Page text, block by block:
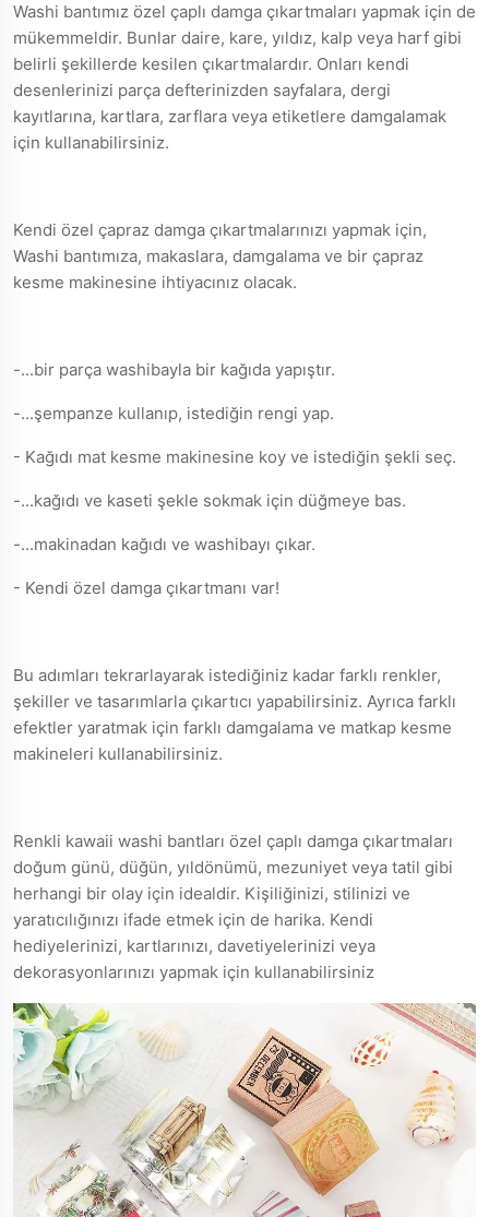
Washi bantımız özel çaplı damga çıkartmaları yapmak için de
mükemmeldir. Bunlar daire, kare, yıldız, kalp veya harf gibi
belirli şekillerde kesilen çıkartmalardır. Onları kendi
desenlerinizi parça defterinizden sayfalara, dergi
kayıtlarına, kartlara, zarflara veya etiketlere damgalamak
için kullanabilirsiniz.
Kendi özel çapraz damga çıkartmalarınızı yapmak için,
Washi bantımıza, makaslara, damgalama ve bir çapraz
kesme makinesine ihtiyacınız olacak.
-...bir parça washibayla bir kağıda yapıştır.
-...şempanze kullanıp, istediğin rengi yap.
- Kağıdı mat kesme makinesine koy ve istediğin şekli seç.
-...kağıdı ve kaseti şekle sokmak için düğmeye bas.
-...makinadan kağıdı ve washibayı çıkar.
- Kendi özel damga çıkartmanı var!
Bu adımları tekrarlayarak istediğiniz kadar farklı renkler,
şekiller ve tasarımlarla çıkartıcı yapabilirsiniz. Ayrıca farklı
efektler yaratmak için farklı damgalama ve matkap kesme
makineleri kullanabilirsiniz.
Renkli kawaii washi bantları özel çaplı damga çıkartmaları
doğum günü, düğün, yıldönümü, mezuniyet veya tatil gibi
herhangi bir olay için idealdir. Kişiliğinizi, stilinizi ve
yaratıcılığınızı ifade etmek için de harika. Kendi
hediyelerinizi, kartlarınızı, davetiyelerinizi veya
dekorasyonlarınızı yapmak için kullanabilirsiniz